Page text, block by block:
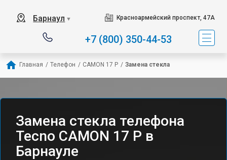
Барнаул ▼ Красноармейский проспект, 47А
+7 (800) 350-44-53
Главная / Телефон / CAMON 17 P / Замена стекла
Замена стекла телефона
Tecno CAMON 17 P в
Барнауле